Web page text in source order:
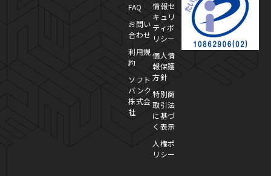
FAQ
お問い
合わせ
利用規
約
ソフト
バンク
株式会
社
情報セ
キュリ
ティポ
リシー
個人情
報保護
方針
特別商
取引法
に基づ
く表示
人権ポ
リシー